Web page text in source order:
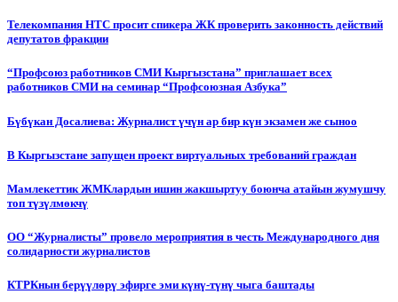
Телекомпания НТС просит спикера ЖК проверить законность действий
депутатов фракции
“Профсоюз работников СМИ Кыргызстана” приглашает всех
работников СМИ на семинар “Профсоюзная Азбука”
Бүбүкан Досалиева: Журналист үчүн ар бир күн экзамен же сыноо
В Кыргызстане запущен проект виртуальных требований граждан
Мамлекеттик ЖМКлардын ишин жакшыртуу боюнча атайын жумушчу
топ түзүлмөкчү
ОО “Журналисты” провело мероприятия в честь Международного дня
солидарности журналистов
КТРКнын берүүлөрү эфирге эми күнү-түнү чыга баштады